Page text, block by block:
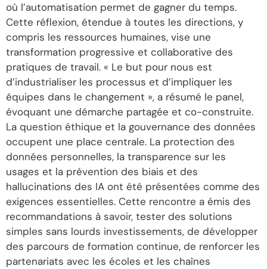
où l’automatisation permet de gagner du temps.
Cette réflexion, étendue à toutes les directions, y
compris les ressources humaines, vise une
transformation progressive et collaborative des
pratiques de travail. « Le but pour nous est
d’industrialiser les processus et d’impliquer les
équipes dans le changement », a résumé le panel,
évoquant une démarche partagée et co-construite.
La question éthique et la gouvernance des données
occupent une place centrale. La protection des
données personnelles, la transparence sur les
usages et la prévention des biais et des
hallucinations des IA ont été présentées comme des
exigences essentielles. Cette rencontre a émis des
recommandations à savoir, tester des solutions
simples sans lourds investissements, de développer
des parcours de formation continue, de renforcer les
partenariats avec les écoles et les chaînes